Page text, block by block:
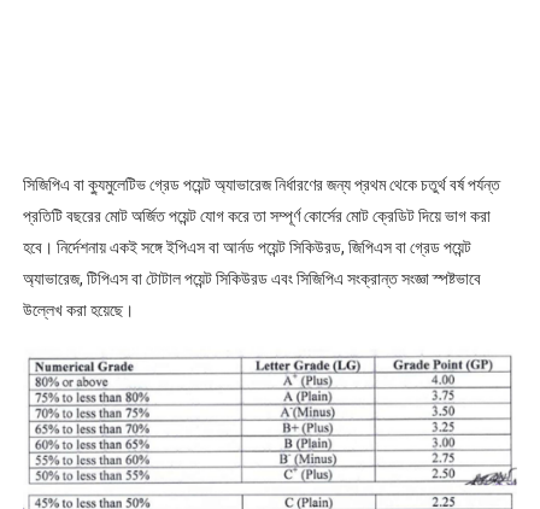
সিজিপিএ বা ক্যুমুলেটিভ গ্রেড পয়েন্ট অ্যাভারেজ নির্ধারণের জন্য প্রথম থেকে চতুর্থ বর্ষ পর্যন্ত
প্রতিটি বছরের মোট অর্জিত পয়েন্ট যোগ করে তা সম্পূর্ণ কোর্সের মোট ক্রেডিট দিয়ে ভাগ করা
হবে। নির্দেশনায় একই সঙ্গে ইপিএস বা আর্নড পয়েন্ট সিকিউরড, জিপিএস বা গ্রেড পয়েন্ট
অ্যাভারেজ, টিপিএস বা টোটাল পয়েন্ট সিকিউরড এবং সিজিপিএ সংক্রান্ত সংজ্ঞা স্পষ্টভাবে
উল্লেখ করা হয়েছে।